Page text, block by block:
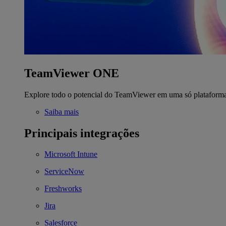
TeamViewer ONE
Explore todo o potencial do TeamViewer em uma só
Saiba mais
Principais integrações
Microsoft Intune
ServiceNow
Freshworks
Jira
Salesforce